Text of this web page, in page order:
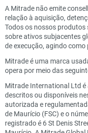
A Mitrade não emite
relação à aquisição,
Todos os nossos
sobre ativos subjacentes
de execução, agindo
Mitrade é uma marca
opera por meio das
Mitrade International Ltd
descritos ou disponíveis
autorizada e
de Maurício (FSC) e o
registrado é 6 St Denis